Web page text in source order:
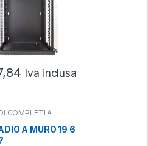
Iva inclusa
COMPLETI A
A MURO 19 6